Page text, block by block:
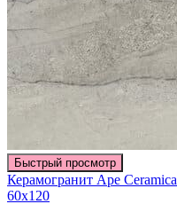
Быстрый просмотр
Керамогранит Ape
60х120